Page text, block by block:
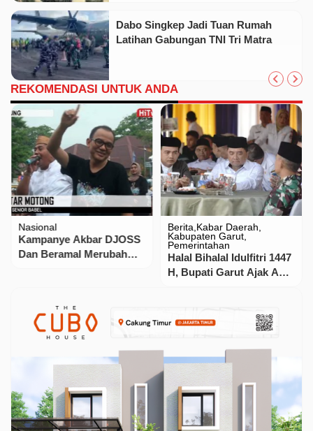
Dabo Singkep Jadi Tuan Rumah
Latihan Gabungan TNI Tri Matra
REKOMENDASI UNTUK ANDA
Nasional
Kampanye Akbar DJOSS
Dan Beramal Merubah
Berita Kabar Daerah
Kabupaten Garut
Pemerintahan
Halal Bihalal Idulfitri 1447
H, Bupati Garut Ajak ASN